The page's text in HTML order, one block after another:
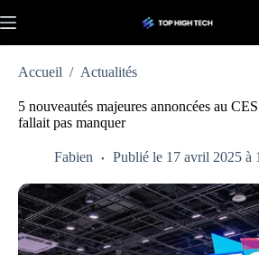
au
Accueil / Actualités
5 nouveautés majeures annoncées au
fallait pas manquer
Fabien Publié le 17 avril 2025 à